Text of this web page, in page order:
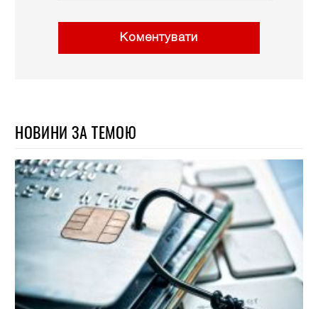
Коментувати
НОВИНИ ЗА ТЕМОЮ